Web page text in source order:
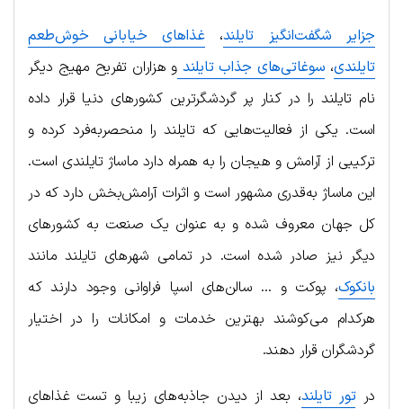
جزایر شگفت‌انگیز تایلند،غذاهای خیابانی خوش‌طعم
تایلندی، سوغاتی‌های جذاب تایلند و هزاران تفریح مهیج دیگر
نام تایلند را در کنار پر گردشگرترین کشورهای دنیا قرار داده
است. یکی از فعالیت‌هایی که تایلند را منحصربه‌فرد کرده و
ترکیبی از آرامش و هیجان را به همراه دارد ماساژ تایلندی است.
این ماساژ به‌قدری مشهور است و اثرات آرامش‌بخش دارد که در
کل جهان معروف شده و به عنوان یک صنعت به کشورهای
دیگر نیز صادر شده است. در تمامی شهرهای تایلند مانند
بانکوک، پوکت و … سالن‌های اسپا فراوانی وجود دارند که
هرکدام می‌کوشند بهترین خدمات و امکانات را در اختیار
گردشگران قرار دهند.
درتور تایلند، بعد از دیدن جاذبه‌های زیبا و تست غذاهای